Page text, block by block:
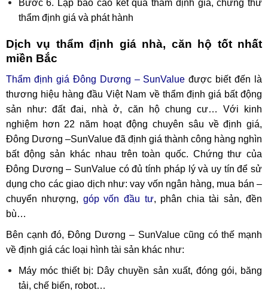
Bước 6. Lập báo cáo kết quả thẩm định giá, chứng thư
thẩm định giá và phát hành
Dịch vụ thẩm định giá nhà, căn hộ tốt nhất
miền Bắc
Thẩm định giá Đông Dương – SunValue được biết đến là
thương hiệu hàng đầu Việt Nam về thẩm định giá bất động
sản như: đất đai, nhà ở, căn hộ chung cư… Với kinh
nghiệm hơn 22 năm hoạt động chuyên sâu về định giá,
Đông Dương –SunValue đã định giá thành công hàng nghìn
bất động sản khác nhau trên toàn quốc. Chứng thư của
Đông Dương – SunValue có đủ tính pháp lý và uy tín để sử
dụng cho các giao dịch như: vay vốn ngân hàng, mua bán –
chuyển nhượng, góp vốn đầu tư, phân chia tài sản, đền
bù…
Bên cạnh đó, Đông Dương – SunValue cũng có thế mạnh
về định giá các loại hình tài sản khác như:
Máy móc thiết bị: Dây chuyền sản xuất, đóng gói, băng
tải, chế biến, robot…